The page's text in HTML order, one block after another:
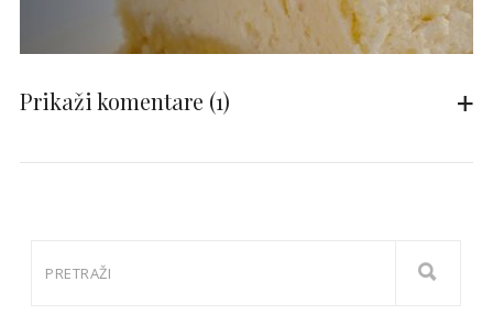
Prikaži komentare (1)